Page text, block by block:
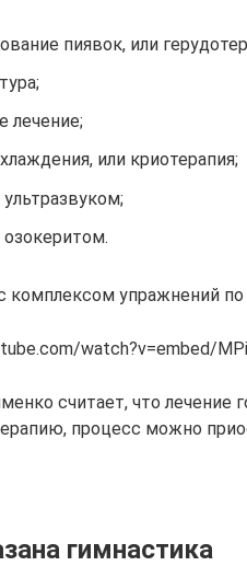
пиявок, или
лечение;
или криотерапия;
озокеритом.
комплексом упражнений
watch?v=embed/
считает, что лечение
процесс можно
гимнастика